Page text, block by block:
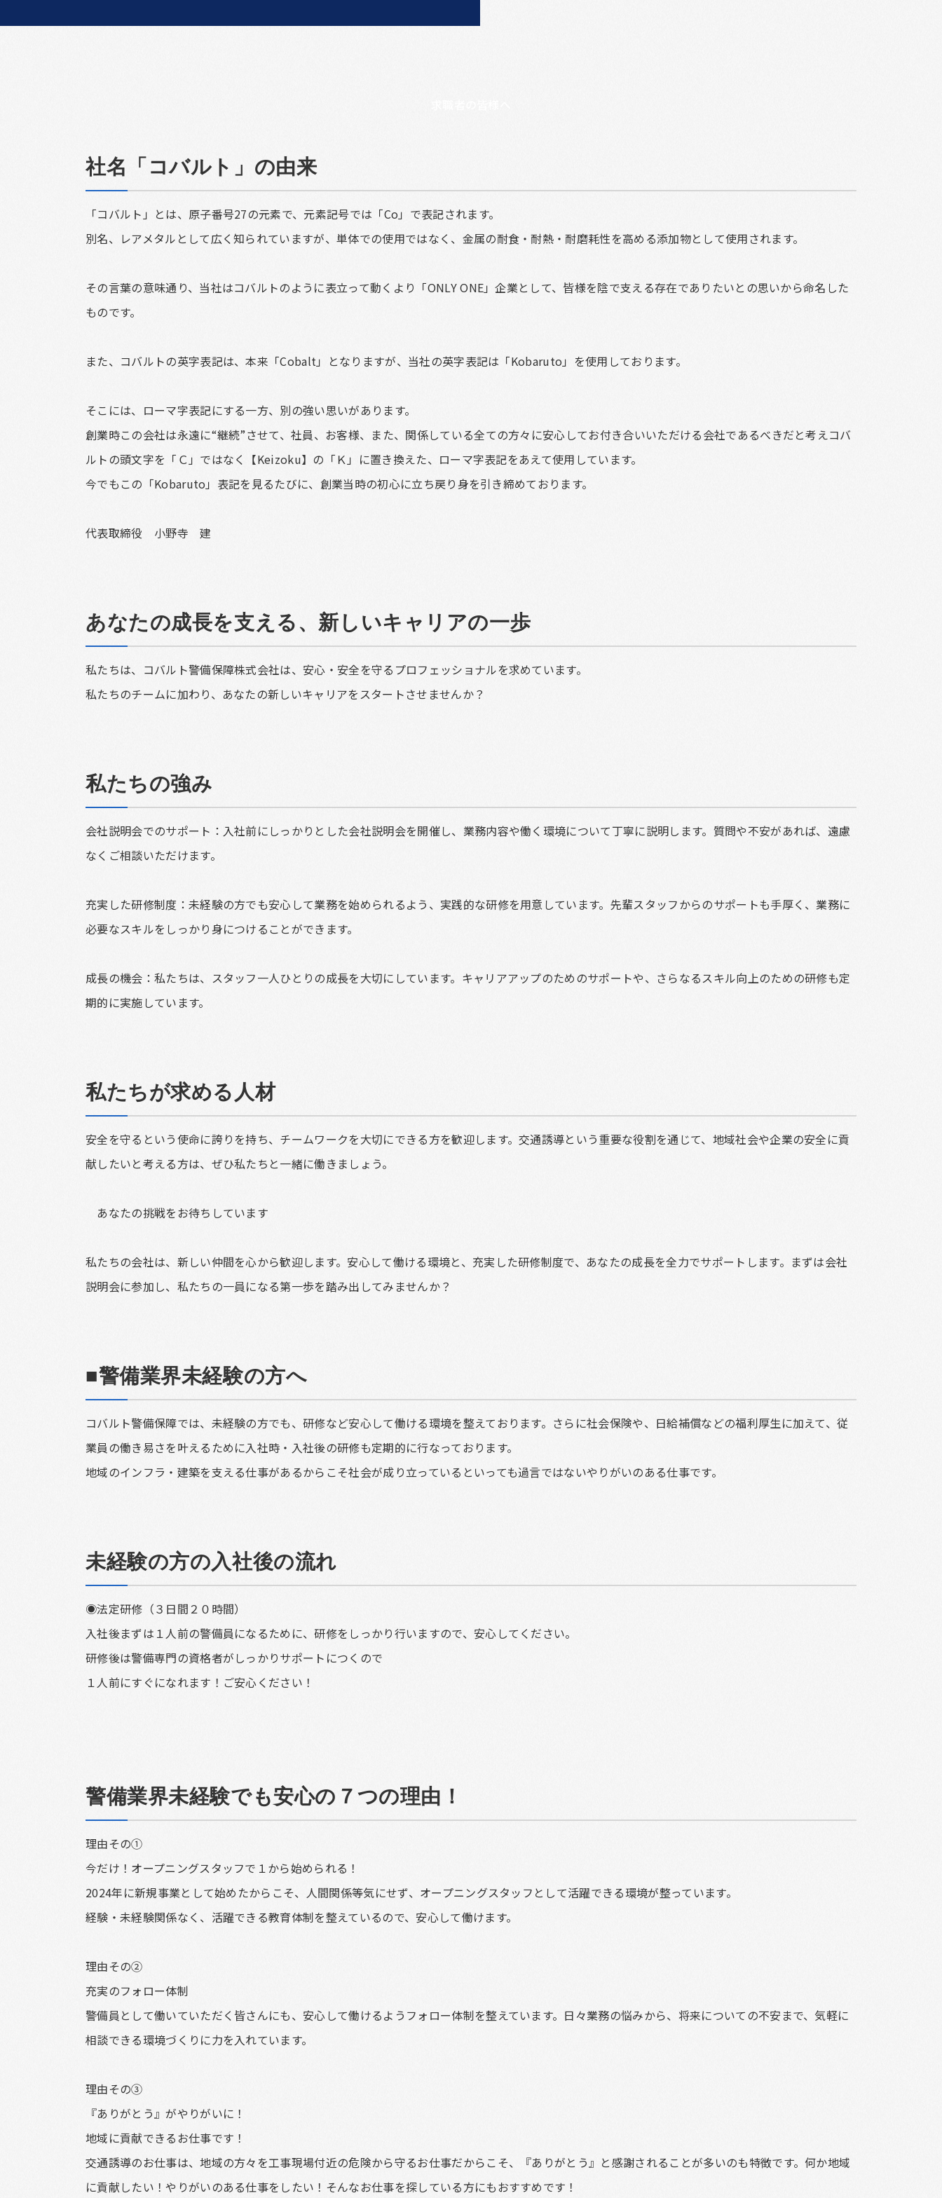
社名「コバルト」の由来
「コバルト」とは、原子番号27の元素で、元素記号では「Co」で表記されます。
別名、レアメタルとして広く知られていますが、単体での使用ではなく、金属の耐食・耐熱・耐磨耗性を高める添加物として使用されます。
その言葉の意味通り、当社はコバルトのように表立って動くより「ONLY ONE」企業として、皆様を陰で支える存在でありたいとの思いから命名した
ものです。
また、コバルトの英字表記は、本来「Cobalt」となりますが、当社の英字表記は「Kobaruto」を使用しております。
そこには、ローマ字表記にする一方、別の強い思いがあります。
創業時この会社は永遠に“継続”させて、社員、お客様、また、関係している全ての方々に安心してお付き合いいただける会社であるべきだと考えコバ
ルトの頭文字を「Ｃ」ではなく【Keizoku】の「Ｋ」に置き換えた、ローマ字表記をあえて使用しています。
今でもこの「Kobaruto」表記を見るたびに、創業当時の初心に立ち戻り身を引き締めております。
代表取締役 小野寺 建
あなたの成長を支える、新しいキャリアの一歩
私たちは、コバルト警備保障株式会社は、安心・安全を守るプロフェッショナルを求めています。
私たちのチームに加わり、あなたの新しいキャリアをスタートさせませんか？
私たちの強み
会社説明会でのサポート：入社前にしっかりとした会社説明会を開催し、業務内容や働く環境について丁寧に説明します。質問や不安があれば、遠慮
なくご相談いただけます。
充実した研修制度：未経験の方でも安心して業務を始められるよう、実践的な研修を用意しています。先輩スタッフからのサポートも手厚く、業務に
必要なスキルをしっかり身につけることができます。
成長の機会：私たちは、スタッフ一人ひとりの成長を大切にしています。キャリアアップのためのサポートや、さらなるスキル向上のための研修も定
期的に実施しています。
私たちが求める人材
安全を守るという使命に誇りを持ち、チームワークを大切にできる方を歓迎します。交通誘導という重要な役割を通じて、地域社会や企業の安全に貢
献したいと考える方は、ぜひ私たちと一緒に働きましょう。
あなたの挑戦をお待ちしています
私たちの会社は、新しい仲間を心から歓迎します。安心して働ける環境と、充実した研修制度で、あなたの成長を全力でサポートします。まずは会社
説明会に参加し、私たちの一員になる第一歩を踏み出してみませんか？
■警備業界未経験の方へ
コバルト警備保障では、未経験の方でも、研修など安心して働ける環境を整えております。さらに社会保険や、日給補償などの福利厚生に加えて、従
業員の働き易さを叶えるために入社時・入社後の研修も定期的に行なっております。
地域のインフラ・建築を支える仕事があるからこそ社会が成り立っているといっても過言ではないやりがいのある仕事です。
未経験の方の入社後の流れ
◉法定研修（３日間２０時間）
入社後まずは１人前の警備員になるために、研修をしっかり行いますので、安心してください。
研修後は警備専門の資格者がしっかりサポートにつくので
１人前にすぐになれます！ご安心ください！
警備業界未経験でも安心の７つの理由！
理由その①
今だけ！オープニングスタッフで１から始められる！
2024年に新規事業として始めたからこそ、人間関係等気にせず、オープニングスタッフとして活躍できる環境が整っています。
経験・未経験関係なく、活躍できる教育体制を整えているので、安心して働けます。
理由その②
充実のフォロー体制
警備員として働いていただく皆さんにも、安心して働けるようフォロー体制を整えています。日々業務の悩みから、将来についての不安まで、気軽に
相談できる環境づくりに力を入れています。
理由その③
『ありがとう』がやりがいに！
地域に貢献できるお仕事です！
交通誘導のお仕事は、地域の方々を工事現場付近の危険から守るお仕事だからこそ、『ありがとう』と感謝されることが多いのも特徴です。何か地域
に貢献したい！やりがいのある仕事をしたい！そんなお仕事を探している方にもおすすめです！